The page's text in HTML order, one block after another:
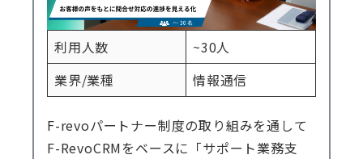
利用人数
~30人
業界/業種
情報通信
F-revoパートナー制度の取り組みを通して
F-RevoCRMをベースに「サポート業務支